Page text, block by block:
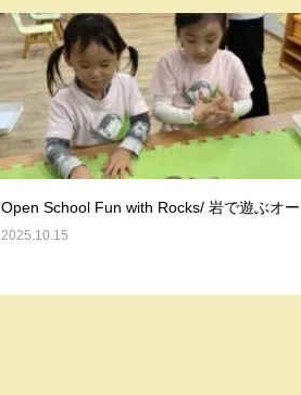
Open School Fun with Rocks/ 岩で遊ぶオ
2025.10.15